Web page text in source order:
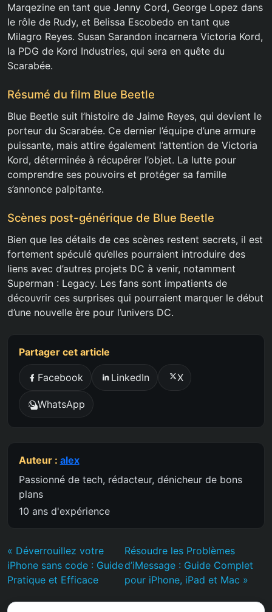
Marqezine en tant que Jenny Cord, George Lopez dans
le rôle de Rudy, et Belissa Escobedo en tant que
Milagro Reyes. Susan Sarandon incarnera Victoria Kord,
la PDG de Kord Industries, qui sera en quête du
Scarabée.
Résumé du film Blue Beetle
Blue Beetle suit l’histoire de Jaime Reyes, qui devient le
porteur du Scarabée. Ce dernier l’équipe d’une armure
puissante, mais attire également l’attention de Victoria
Kord, déterminée à récupérer l’objet. La lutte pour
comprendre ses pouvoirs et protéger sa famille
s’annonce palpitante.
Scènes post-générique de Blue Beetle
Bien que les détails de ces scènes restent secrets, il est
fortement spéculé qu’elles pourraient introduire des
liens avec d’autres projets DC à venir, notamment
Superman : Legacy. Les fans sont impatients de
découvrir ces surprises qui pourraient marquer le début
d’une nouvelle ère pour l’univers DC.
Partager cet article
Facebook LinkedIn X
WhatsApp
Auteur : alex
Passionné de tech, rédacteur, dénicheur de bons
plans
10 ans d'expérience
« Déverrouillez votre
iPhone sans code : Guide
Pratique et Efficace
Résoudre les Problèmes
d’iMessage : Guide Complet
pour iPhone, iPad et Mac »